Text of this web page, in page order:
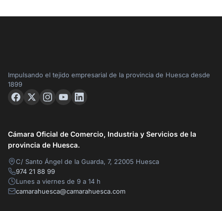
Impulsando el tejido empresarial de la provincia de Huesca desde
1899
Cámara Oficial de Comercio, Industria y Servicios de la
provincia de Huesca.
C/ Santo Ángel de la Guarda, 7, 22005 Huesca
974 21 88 99
Lunes a viernes de 9 a 14 h
camarahuesca@camarahuesca.com